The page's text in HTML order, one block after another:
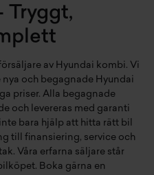
Tryggt,
av Hyundai kombi. Vi
och begagnade Hyundai
priser. Alla begagnade
och levereras med garanti
bara hjälp att hitta rätt bil
till finansiering, service och
Våra erfarna säljare står
Boka gärna en